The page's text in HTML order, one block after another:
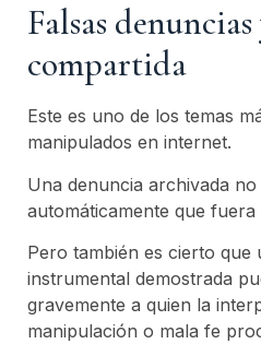
Falsas
compartida
Este es uno de los temas
manipulados en internet.
Una denuncia archivada no
automáticamente que fuera
Pero también es cierto que
instrumental demostrada
gravemente a quien la
manipulación o mala fe